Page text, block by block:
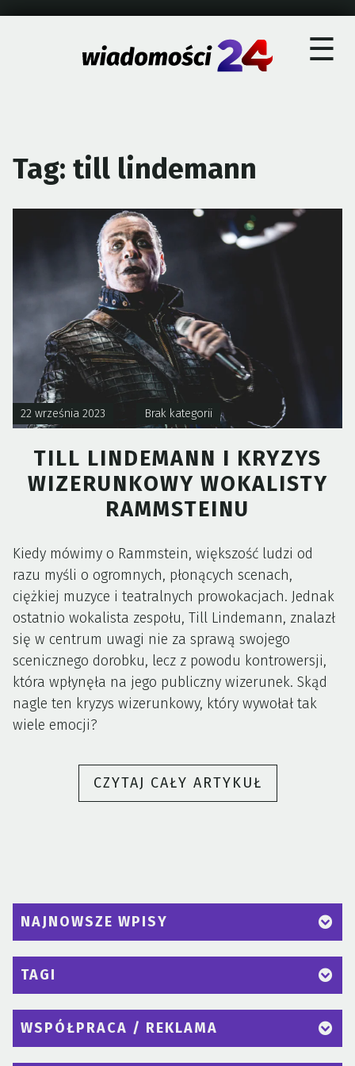
☰
×
Tag: till lindemann
22 września 2023 Brak kategorii
TILL LINDEMANN I KRYZYS
WIZERUNKOWY WOKALISTY
RAMMSTEINU
Kiedy mówimy o Rammstein, większość ludzi od
razu myśli o ogromnych, płonących scenach,
ciężkiej muzyce i teatralnych prowokacjach. Jednak
ostatnio wokalista zespołu, Till Lindemann, znalazł
się w centrum uwagi nie za sprawą swojego
scenicznego dorobku, lecz z powodu kontrowersji,
która wpłynęła na jego publiczny wizerunek. Skąd
nagle ten kryzys wizerunkowy, który wywołał tak
wiele emocji?
CZYTAJ CAŁY ARTYKUŁ
LINDEMANN
NAJNOWSZE WPISY
TAGI
WSPÓŁPRACA / REKLAMA